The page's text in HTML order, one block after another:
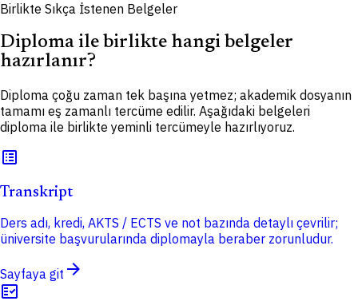
Birlikte Sıkça İstenen Belgeler
Diploma ile birlikte hangi belgeler
hazırlanır?
Diploma çoğu zaman tek başına yetmez; akademik dosyanın
tamamı eş zamanlı tercüme edilir. Aşağıdaki belgeleri
diploma ile birlikte yeminli tercümeyle hazırlıyoruz.
list_alt
Transkript
Ders adı, kredi, AKTS / ECTS ve not bazında detaylı çevrilir;
üniversite başvurularında diplomayla beraber zorunludur.
Sayfaya git arrow_forward
fact_check